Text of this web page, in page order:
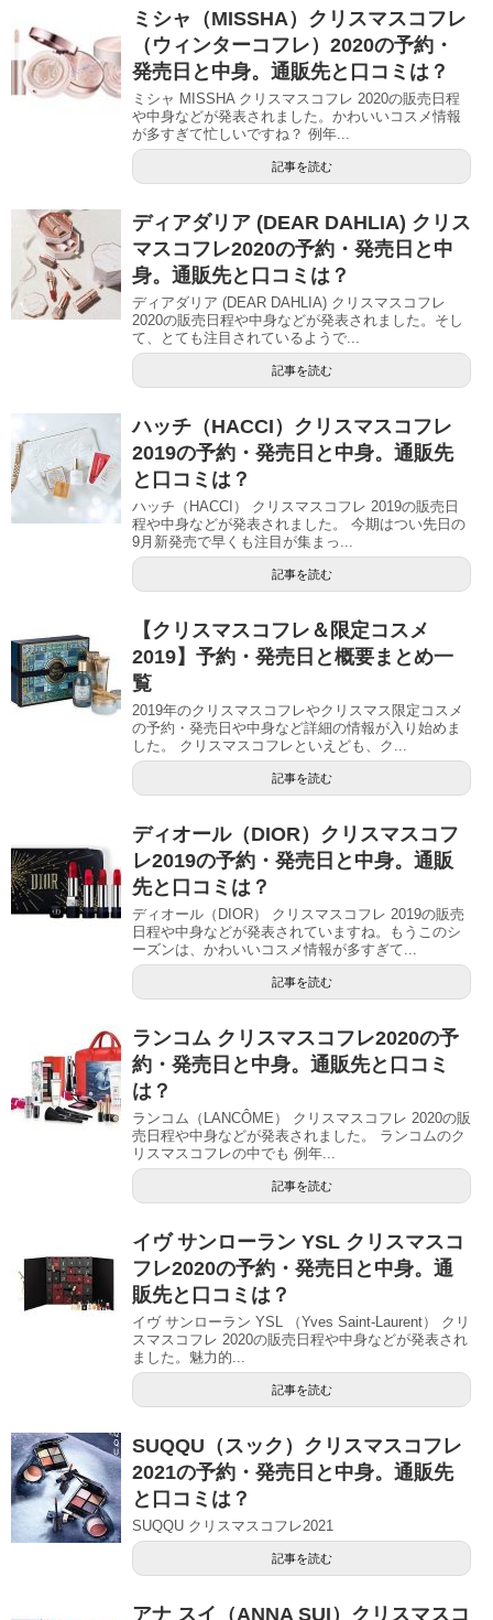
ミシャ（MISSHA）クリスマスコフレ
（ウィンターコフレ）2020の予約・
発売日と中身。通販先と口コミは？
ミシャ MISSHA クリスマスコフレ 2020の販売日程
や中身などが発表されました。かわいいコスメ情報
が多すぎて忙しいですね？ 例年...
記事を読む
ディアダリア (DEAR DAHLIA) クリス
マスコフレ2020の予約・発売日と中
身。通販先と口コミは？
ディアダリア (DEAR DAHLIA) クリスマスコフレ
2020の販売日程や中身などが発表されました。そし
て、とても注目されているようで...
記事を読む
ハッチ（HACCI）クリスマスコフレ
2019の予約・発売日と中身。通販先
と口コミは？
ハッチ（HACCI） クリスマスコフレ 2019の販売日
程や中身などが発表されました。 今期はつい先日の
9月新発売で早くも注目が集まっ...
記事を読む
【クリスマスコフレ＆限定コスメ
2019】予約・発売日と概要まとめ一
覧
2019年のクリスマスコフレやクリスマス限定コスメ
の予約・発売日や中身など詳細の情報が入り始めま
した。 クリスマスコフレといえども、ク...
記事を読む
ディオール（DIOR）クリスマスコフ
レ2019の予約・発売日と中身。通販
先と口コミは？
ディオール（DIOR） クリスマスコフレ 2019の販売
日程や中身などが発表されていますね。もうこのシ
ーズンは、かわいいコスメ情報が多すぎて...
記事を読む
ランコム クリスマスコフレ2020の予
約・発売日と中身。通販先と口コミ
は？
ランコム（LANCÔME） クリスマスコフレ 2020の販
売日程や中身などが発表されました。 ランコムのク
リスマスコフレの中でも 例年...
記事を読む
イヴ サンローラン YSL クリスマスコ
フレ2020の予約・発売日と中身。通
販先と口コミは？
イヴ サンローラン YSL （Yves Saint-Laurent） クリ
スマスコフレ 2020の販売日程や中身などが発表され
ました。魅力的...
記事を読む
SUQQU（スック）クリスマスコフレ
2021の予約・発売日と中身。通販先
と口コミは？
SUQQU クリスマスコフレ2021
記事を読む
アナ スイ（ANNA SUI）クリスマスコ